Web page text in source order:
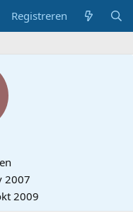
Registreren
2007
2009